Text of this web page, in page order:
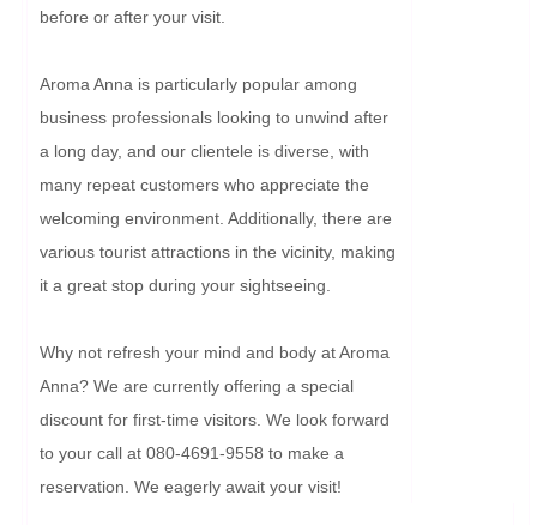
before or after your visit.
Aroma Anna is particularly popular among
business professionals looking to unwind after
a long day, and our clientele is diverse, with
many repeat customers who appreciate the
welcoming environment. Additionally, there are
various tourist attractions in the vicinity, making
it a great stop during your sightseeing.
Why not refresh your mind and body at Aroma
Anna? We are currently offering a special
discount for first-time visitors. We look forward
to your call at 080-4691-9558 to make a
reservation. We eagerly await your visit!